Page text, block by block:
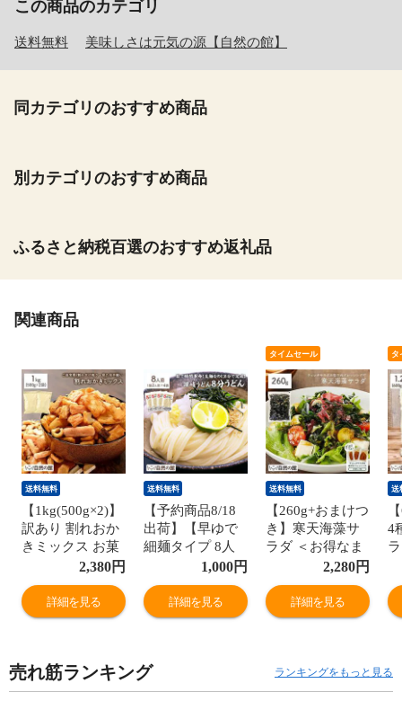
この商品のカテゴリ
送料無料 美味しさは元気の源【自然の館】
同カテゴリのおすすめ商品
別カテゴリのおすすめ商品
ふるさと納税百選のおすすめ返礼品
関連商品
送料無料
【1kg(500g×2)】
訳あり 割れおか
きミックス お菓
子 メガ盛り お茶
うけ おつまみ 送
料無料 宅配便
2,380円
詳細を見る
送料無料
【予約商品8/18
出荷】【早ゆで
細麺タイプ 8人
前】讃岐うどん
8分うどん 送料
無料 訳あり(簡易
梱包) 食卓7we
1,000円
詳細を見る
タイムセール
送料無料
【260g+おまけつ
き】寒天海藻サ
ラダ ＜お得なま
とめ買いはペー
ジで案内中＞ 飯
とも ダイエット
わかめ 業務用 健
便 食卓 88s
2,280円
詳細を見る
タ
送
4
売れ筋ランキング ランキングをもっと見る